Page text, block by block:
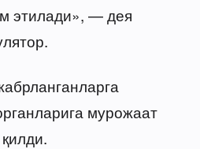
этилади», — дея
мурожаат